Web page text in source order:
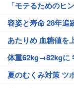
「モテるためのヒ
容姿と寿命 28年追
あたりめ 血糖値を
体重62kg→82kgに
夏のむくみ対策 ツ